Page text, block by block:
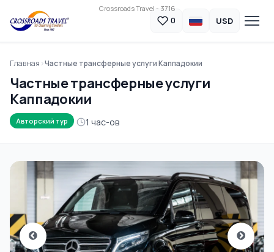
Crossroads Travel - 3716
0 USD
Главная Частные трансферные услуги Каппадокии
Частные трансферные услуги
Каппадокии
Авторский тур 1 час-ов